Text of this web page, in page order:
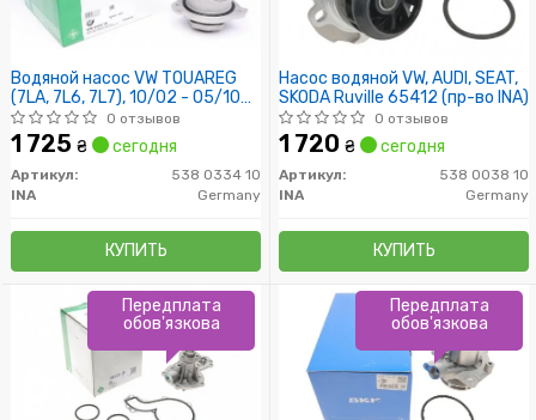
Водяной насос VW TOUAREG
(7LA, 7L6, 7L7), 10/02 - 05/10
(Пр-во INA)
0 отзывов
1 725 ₴ сегодня
Артикул:
538 0334 10
INA
Germany
КУПИТЬ
Насос водяной VW, AUDI, SEAT,
SKODA Ruville 65412 (пр-во INA)
0 отзывов
1 720 ₴ сегодня
Артикул:
538 0038 10
INA
Germany
КУПИТЬ
Передплата
обов'язкова
Передплата
обов'язкова